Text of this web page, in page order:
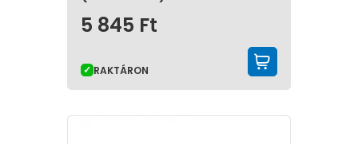
5 845 Ft
RAKTÁRON